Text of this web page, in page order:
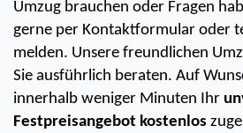
Umzug brauchen oder Fragen
gerne per Kontaktformular oder
melden. Unsere freundlichen
Sie ausführlich beraten. Auf
innerhalb weniger Minuten Ihr
Festpreisangebot kostenlos